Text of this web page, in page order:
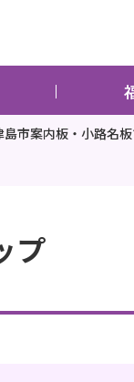
島市案内板・小路名
プ